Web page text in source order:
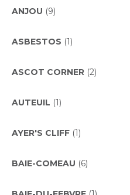
ANJOU (9)
ASBESTOS (1)
ASCOT CORNER (2)
AUTEUIL (1)
AYER'S CLIFF (1)
BAIE-COMEAU (6)